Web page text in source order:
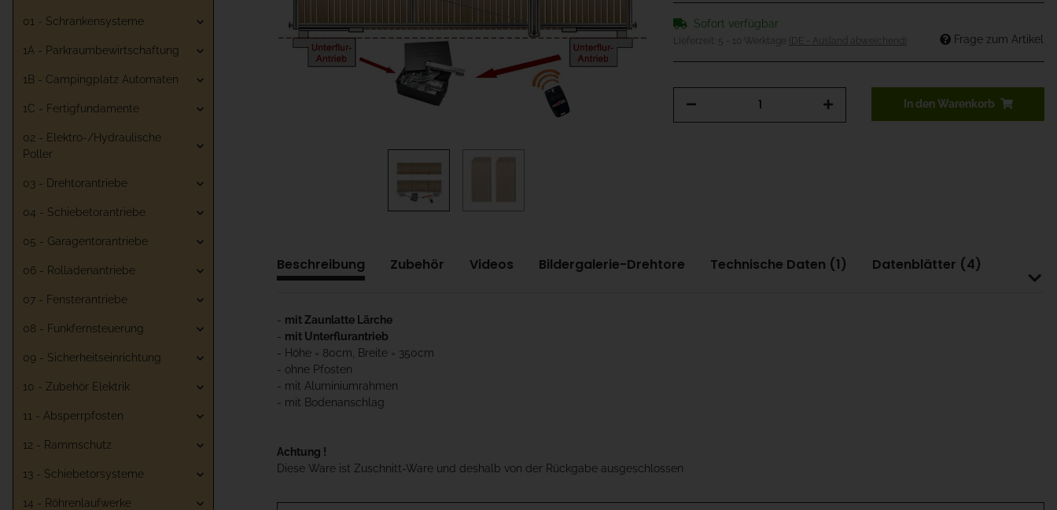
Sofort verfügbar
Lieferzeit: 5 - 10 Werktage (DE - Ausland abweichend) Frage zum Artikel
In den Warenkorb
Beschreibung Zubehör Videos Bildergalerie-Drehtore Technische Daten (1) Datenblätter (4)
- mit Zaunlatte Lärche
- mit Unterflurantrieb
- Höhe = 80cm, Breite = 350cm
- ohne Pfosten
- mit Aluminiumrahmen
- mit Bodenanschlag
Achtung !
Diese Ware ist Zuschnitt-Ware und deshalb von der Rückgabe ausgeschlossen
01 - Schrankensysteme
1A - Parkraumbewirtschaftung
1B - Campingplatz Automaten
1C - Fertigfundamente
02 - Elektro-/Hydraulische
Poller
03 - Drehtorantriebe
04 - Schiebetorantriebe
05 - Garagentorantriebe
06 - Rolladenantriebe
07 - Fensterantriebe
08 - Funkfernsteuerung
09 - Sicherheitseinrichtung
10 - Zubehör Elektrik
11 - Absperrpfosten
12 - Rammschutz
13 - Schiebetorsysteme
14 - Röhrenlaufwerke